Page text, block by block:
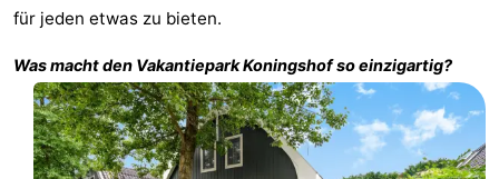
Zee
Duinen
Scorleduyn
Hotels
Zimmer
für jeden etwas zu bieten.
Was macht den Vakantiepark Koningshofso einzigartig?